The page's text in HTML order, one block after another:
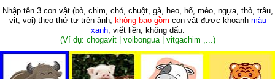
Nhập tên 3 con vật (bò, chim, chó, chuột, gà, heo, hổ, mèo, ngựa, thỏ, trâu,
vịt, voi)theo thứ tự trên ảnh, không bao gồm con vật được khoanh màu
xanh, viết liền, không dấu.
(Ví dụ: chogavit | voibongua | vitgachim ,...)